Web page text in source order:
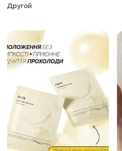
vita sticker, 27 мл
Другой